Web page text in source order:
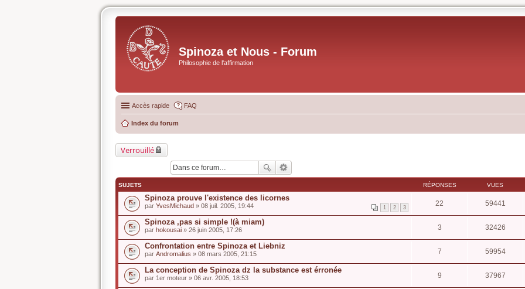
Spinoza et Nous - Forum
Philosophie de l'affirmation
Accès rapide FAQ
Index du forum
Verrouillé
SUJETS RÉPONSES VUES
Spinoza prouve l'existence des licornes
1 2 3
par YvesMichaud » 08 juil. 2005, 19:44 22 59441
Spinoza ,pas si simple !(à miam)
par hokousai » 26 juin 2005, 17:26 3 32426
Confrontation entre Spinoza et Liebniz
par Andromalius » 08 mars 2005, 21:15 7 59954
La conception de Spinoza dz la substance est érronée
par 1er moteur » 06 avr. 2005, 18:53 9 37967